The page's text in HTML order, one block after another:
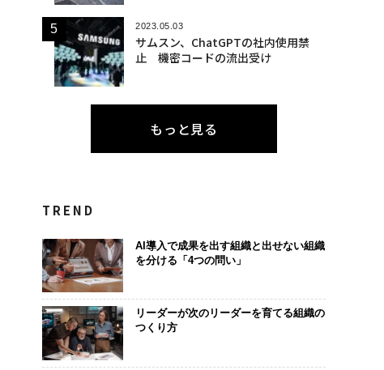
2023.05.03
サムスン、ChatGPTの社内使用禁
止 機密コードの流出受け
もっと見る
TREND
AI導入で成果を出す組織と出せない組織
を分ける「4つの問い」
リーダーが次のリーダーを育てる組織の
つくり方